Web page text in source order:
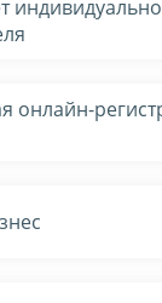
онлайн-